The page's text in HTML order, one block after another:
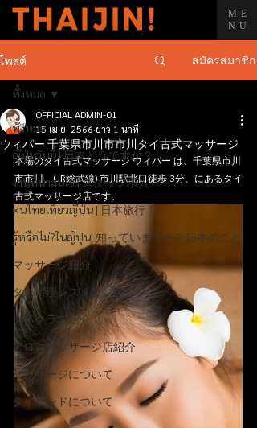
ME
NU
โพสต์ สมัครสมาชิก
ทั้งหมด
ญี่ปุ่นวันนี้ | 日本どうですか？
งานที่น่าสนใจ | スタッフ求人
คนไทยเที่ยวญี่ปุ่น | 日本旅行！
รู้หรือไม่?ในญี่ปุ่น| 知っていますか？日本のこと
マッサージ紹介
タイ料理レストラン紹介
タイクラブ紹介
アロママッサージ店紹介
マッサージについて
タイランドについて
ทั้งหมด
ウィパー 千葉県市川市市川タイ古式マッサージ
OFFICIAL ADMIN-01
15 เม.ย. 2566 ยาว 1 นาที
本場のタイ古式マッサージ ウィパー は、千葉県市川
市市川、(JR総武線) 市川駅北口徒歩 3分、にあるタイ
古式マッサージ店です。